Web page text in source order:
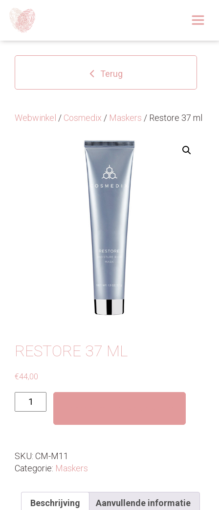
Over
Huidoplossingen
Webshop
Afspraak
Terug
Webwinkel / Cosmedix / Maskers / Restore 37 ml
RESTORE 37 ML
€44,00
Restore
37
SKU: CM-M11
Categorie: Maskers
Beschrijving Aanvullende informatie